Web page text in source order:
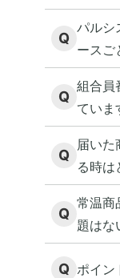
Q
パルシ
ースご
Q
組合員
ていま
Q
届いた
る時は
Q
常温商
題はな
Q ポイン